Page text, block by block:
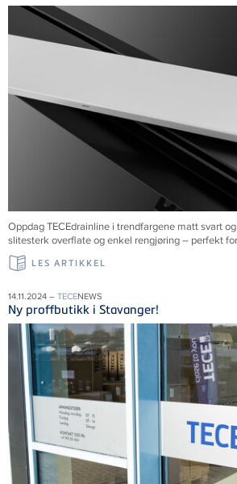
Oppdag TECEdrainline i trendfargene matt svart
slitesterk overflate og enkel rengjøring – perfekt
LES ARTIKKEL
14.11.2024 – TECENEWS
Ny proffbutikk i Stavanger!